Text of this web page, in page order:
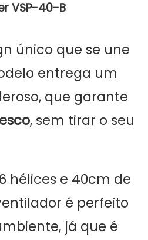
VSP-40-B
único que se une
entrega um
que garante
, sem tirar o seu
hélices e 40cm de
é perfeito
já que é